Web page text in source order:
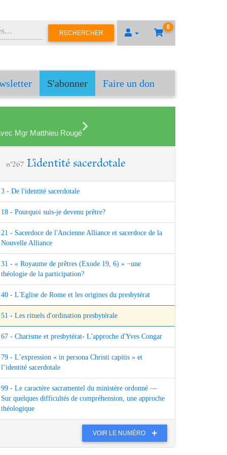
0
RECHERCHER
S'abonner Faire un don
Mgr Matthieu Rougé
n°267 L'identité sacerdotale
3 - De l'identité sacerdotale
18 - Pourquoi suis-je devenu prêtre?
21 - Sacerdoce de l'Ancienne Alliance et sacerdoce de la
Nouvelle Alliance
31 - « Royaume de prêtres (Exode 19, 6) » −une
théologie de la participation?
40 - L'Eglise de Rome et les origines du presbytérat
51 - Les rituels d'ordination presbytérale
67 - Charisme et presbytérat- L'approche d'Yves Congar
79 - L’expression « in persona Christi capitis » et
l’identité sacerdotale
99 - Le caractère sacramentel du ministère ordonné —
Sur quelques difficultés de compréhension, une approche
théologique
VOIR LE NUMÉRO